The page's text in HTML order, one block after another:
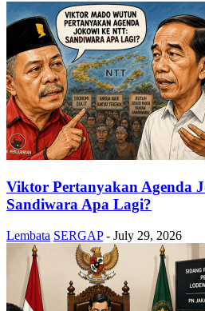
Viktor Pertanyakan Agenda
Sandiwara Apa Lagi?
Lembata SERGAP - July 29, 2026